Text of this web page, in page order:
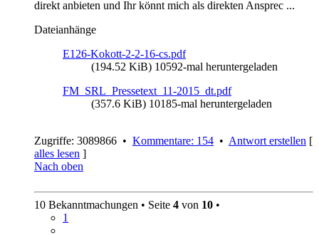
direkt anbieten und Ihr könnt mich als direkten Ansprec ...
Dateianhänge
E126-Kokott-2-2-16-cs.pdf
(194.52 KiB) 10592-mal heruntergeladen
FM_SRL_Pressetext_11-2015_dt.pdf
(357.6 KiB) 10185-mal heruntergeladen
Zugriffe: 3089866 • Kommentare: 154 • Antwort erstellen [
alles lesen ]
Nach oben
10 Bekanntmachungen • Seite 4 von 10 •
1